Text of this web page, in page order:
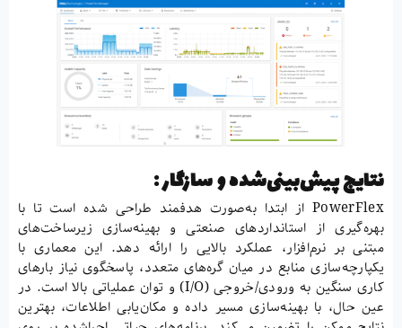
نتایج پیش‌بینی‌شده و سازگار :
PowerFlex از ابتدا به‌صورت هدفمند طراحی شده است تا با
بهره‌گیری از استانداردهای صنعتی و بهینه‌سازی زیرساخت‌های
مبتنی بر نرم‌افزار، عملکرد بالایی را ارائه دهد. این معماری با
یکپارچه‌سازی منابع در میان گره‌های متعدد، پاسخگوی نیاز بارهای
کاری سنگین به ورودی/خروجی (I/O) و توان عملیاتی بالا است. در
عین حال، با بهینه‌سازی مسیر داده و مکان‌یابی اطلاعات، بهترین